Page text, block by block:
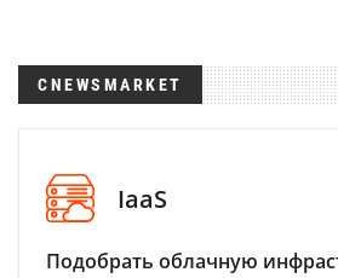
CNEWSMARKET
IaaS
Подобрать облачную